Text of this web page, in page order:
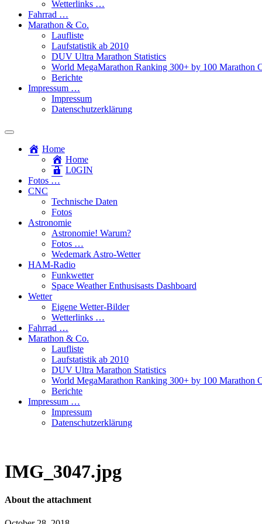
Wetterlinks …
Fahrrad …
Marathon & Co.
Laufliste
Laufstatistik ab 2010
DUV Ultra Marathon Statistics
World MegaMarathon Ranking 300+ by 100 Marathon
Berichte
Impressum …
Impressum
Datenschutzerklärung
Toggle
search
field
Home
Home
L​0​​GIN
Fotos …
CNC
Technische Daten
Fotos
Astronomie
Astronomie! Warum?
Fotos …
Wedemark Astro-Wetter
HAM-Radio
Funkwetter
Space Weather Enthusisasts Dashboard
Wetter
Eigene Wetter-Bilder
Wetterlinks …
Fahrrad …
Marathon & Co.
Laufliste
Laufstatistik ab 2010
DUV Ultra Marathon Statistics
World MegaMarathon Ranking 300+ by 100 Marathon
Berichte
Impressum …
Impressum
Datenschutzerklärung
IMG_3047.jpg
About the attachment